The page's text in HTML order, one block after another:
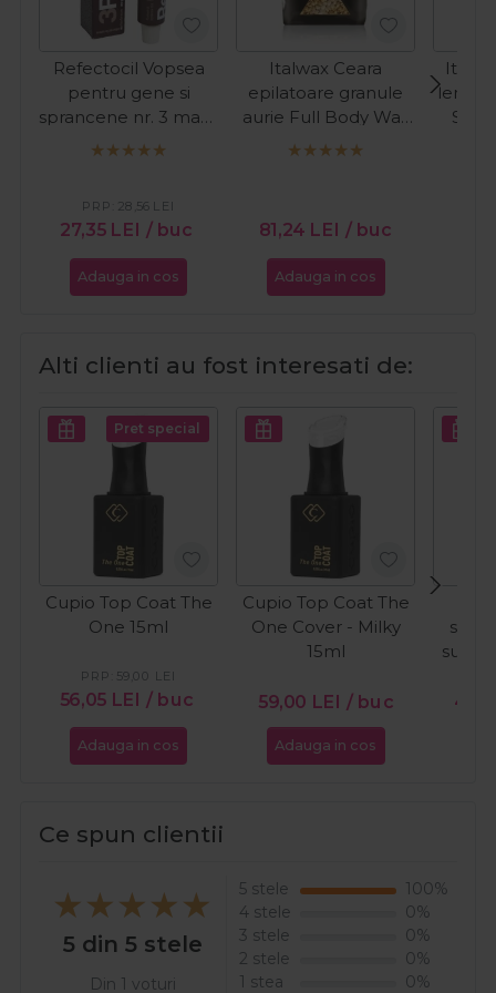
Refectocil Vopsea
pentru gene si
sprancene nr. 3 maro
natural 15ml
27,35 LEI / buc
PRP: 28,56 LEI
Adauga in cos
Italwax Ceara
epilatoare granule
aurie Full Body Wax
Luxury Premium 1kg
81,24 LEI / buc
Adauga in cos
lemn
Alti clienti au fost interesati de:
Pret special
Cupio Top Coat The
One 15ml
56,05 LEI / buc
PRP: 59,00 LEI
Adauga in cos
Cupio Top Coat The
One Cover - Milky
15ml
59,00 LEI / buc
Adauga in cos
Ce spun clientii
5 din 5 stele
Din 1 voturi
5 stele
100%
4 stele
0%
3 stele
0%
2 stele
0%
1 stea
0%